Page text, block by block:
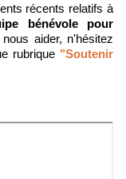
récents relatifs à
bénévole pour
aider, n'hésitez
rubrique "Soutenir